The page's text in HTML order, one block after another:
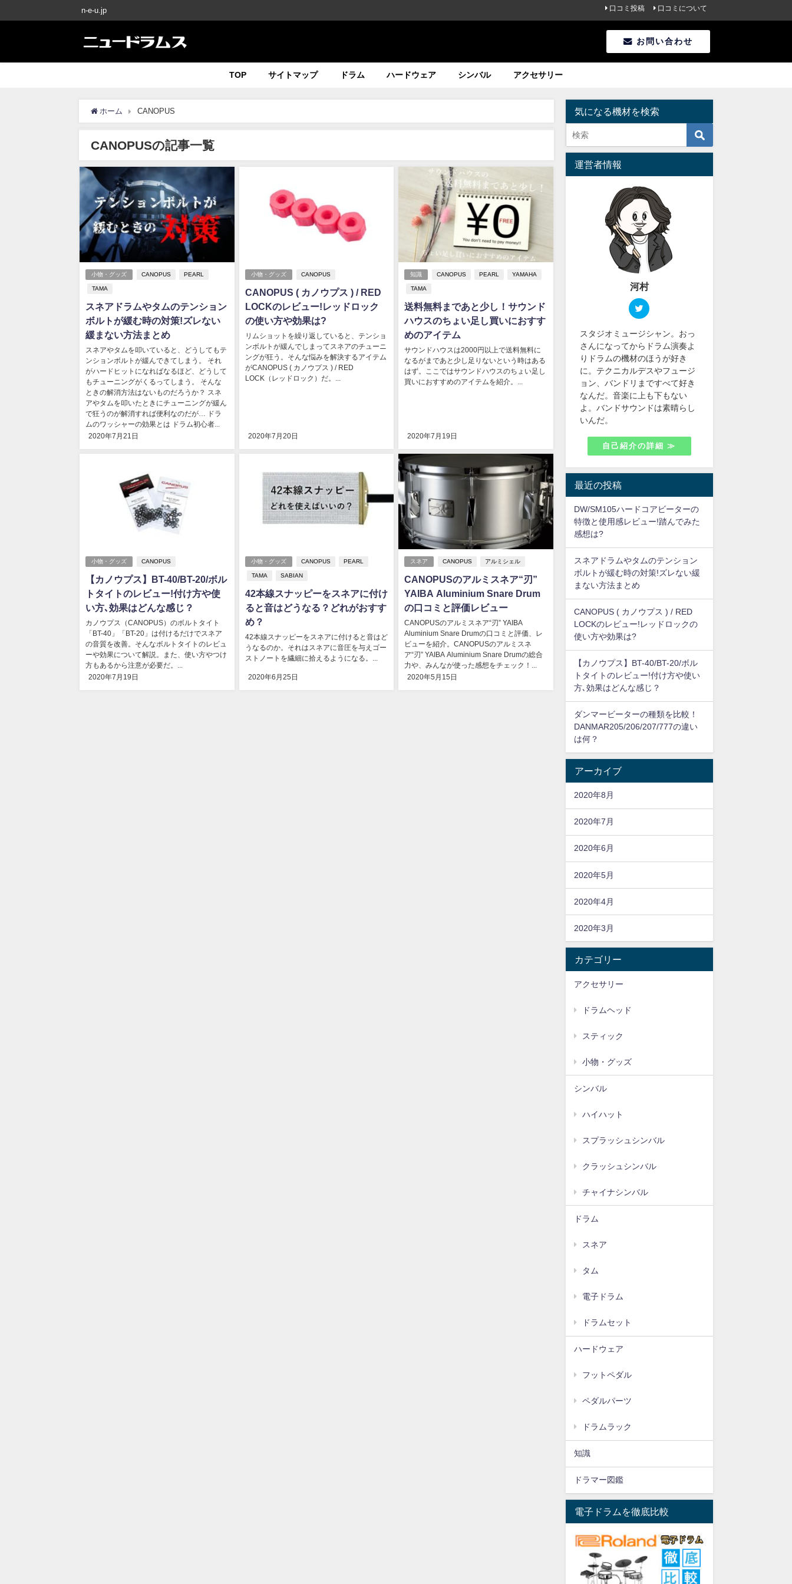
n-e-u.jp 口コミ投稿 口コミについて
お問い合わせ
TOP サイトマップ ドラム ハードウェア シンバル アクセサリー
ホーム CANOPUS
CANOPUSの記事一覧
小物・グッズ CANOPUS PEARL
TAMA
スネアドラムやタムのテンション
ボルトが緩む時の対策!ズレない
緩まない方法まとめ
スネアやタムを叩いていると、どうしてもテ
ンションボルトが緩んできてしまう。 それ
がハードヒットになればなるほど、どうして
もチューニングがくるってしまう。 そんな
ときの解消方法はないものだろうか？ スネ
アやタムを叩いたときにチューニングが緩ん
で狂うのが解消すれば便利なのだが… ドラ
ムのワッシャーの効果とは ドラム初心者...
2020年7月21日
小物・グッズ CANOPUS
CANOPUS ( カノウプス ) / RED
LOCKのレビュー!レッドロック
の使い方や効果は?
リムショットを繰り返していると、テンショ
ンボルトが緩んでしまってスネアのチューニ
ングが狂う。そんな悩みを解決するアイテム
がCANOPUS ( カノウプス ) / RED
LOCK（レッドロック）だ。...
2020年7月20日
知識 CANOPUS PEARL YAMAHA
TAMA
送料無料まであと少し！サウンド
ハウスのちょい足し買いにおすす
めのアイテム
サウンドハウスは2000円以上で送料無料に
なるがまであと少し足りないという時はある
はず。ここではサウンドハウスのちょい足し
買いにおすすめのアイテムを紹介。...
2020年7月19日
小物・グッズ CANOPUS
【カノウプス】BT-40/BT-20/ボル
トタイトのレビュー!付け方や使
い方､効果はどんな感じ？
カノウプス（CANOPUS）のボルトタイト
「BT-40」「BT-20」は付けるだけでスネア
の音質を改善。そんなボルトタイトのレビュ
ーや効果について解説。また、使い方やつけ
方もあるから注意が必要だ。...
2020年7月19日
小物・グッズ CANOPUS PEARL
TAMA SABIAN
42本線スナッピーをスネアに付け
ると音はどうなる？どれがおすす
め？
42本線スナッピーをスネアに付けると音はど
うなるのか。それはスネアに音圧を与えゴー
ストノートを繊細に拾えるようになる。...
2020年6月25日
スネア CANOPUS アルミシェル
CANOPUSのアルミスネア“刃”
YAIBA Aluminium Snare Drum
の口コミと評価レビュー
CANOPUSのアルミスネア“刃” YAIBA
Aluminium Snare Drumの口コミと評価、レ
ビューを紹介。CANOPUSのアルミスネ
ア“刃” YAIBA Aluminium Snare Drumの総合
力や、みんなが使った感想をチェック！...
2020年5月15日
気になる機材を検索
運営者情報
河村
スタジオミュージシャン。おっ
さんになってからドラム演奏よ
りドラムの機材のほうが好き
に。テクニカルデスやフュージ
ョン、バンドリまですべて好き
なんだ。音楽に上も下もない
よ。バンドサウンドは素晴らし
いんだ。
自己紹介の詳細 ≫
最近の投稿
DW/SM105ハードコアビーターの
特徴と使用感レビュー!踏んでみた
感想は?
スネアドラムやタムのテンション
ボルトが緩む時の対策!ズレない緩
まない方法まとめ
CANOPUS ( カノウプス ) / RED
LOCKのレビュー!レッドロックの
使い方や効果は?
【カノウプス】BT-40/BT-20/ボル
トタイトのレビュー!付け方や使い
方､効果はどんな感じ？
ダンマービーターの種類を比較！
DANMAR205/206/207/777の違い
は何？
アーカイブ
2020年8月
2020年7月
2020年6月
2020年5月
2020年4月
2020年3月
カテゴリー
アクセサリー
ドラムヘッド
スティック
小物・グッズ
シンバル
ハイハット
スプラッシュシンバル
クラッシュシンバル
チャイナシンバル
ドラム
スネア
タム
電子ドラム
ドラムセット
ハードウェア
フットペダル
ペダルパーツ
ドラムラック
知識
ドラマー図鑑
電子ドラムを徹底比較